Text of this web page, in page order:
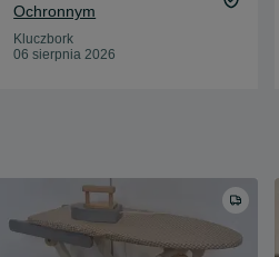
Ochronnym
Kluczbork
06 sierpnia 2026